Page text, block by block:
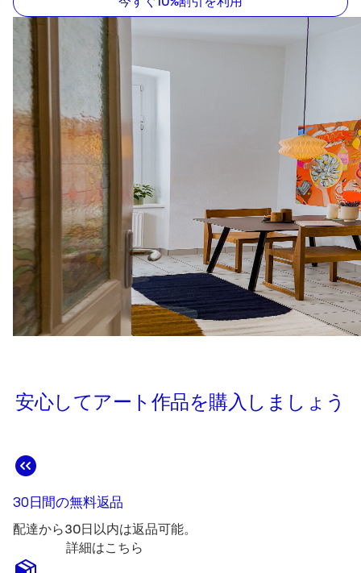
安心してアート作品を購入しましょう
30日間の無料返品
配達から30日以内は返品可能。
詳細はこちら